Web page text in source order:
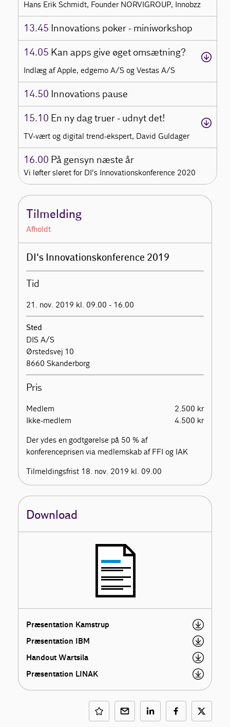
Hans Erik Schmidt, Founder NORVIGROUP, Innobzz
13.45 Innovations poker - miniworkshop
14.05 Kan apps give øget omsætning?
Indlæg af Apple, edgemo A/S og Vestas A/S
14.50 Innovations pause
15.10 En ny dag truer - udnyt det!
TV-vært og digital trend-ekspert, David Guldager
16.00 På gensyn næste år
Vi løfter sløret for DI's Innovationskonference 2020
Tilmelding
Afholdt
DI's Innovationskonference 2019
Tid
21. nov. 2019 kl. 09.00 - 16.00
Sted
DIS A/S
Ørstedsvej 10
8660 Skanderborg
Pris
Medlem
2.500 kr
Ikke-medlem
4.500 kr
Der ydes en godtgørelse på 50 % af
konferenceprisen via medlemskab af FFI og IAK
Tilmeldingsfrist 18. nov. 2019 kl. 09.00
Download
Præsentation Kamstrup
Præsentation IBM
Handout Wartsila
Præsentation LINAK